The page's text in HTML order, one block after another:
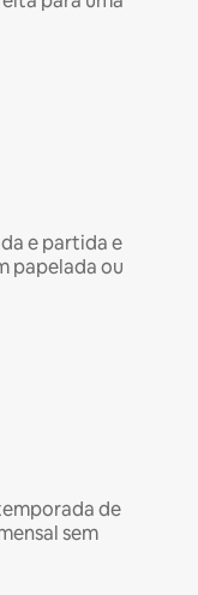
e partida e
papelada ou
de
sem